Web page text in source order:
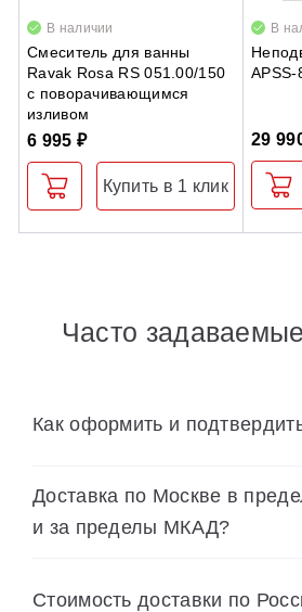
В наличии
Смеситель для ванны
Ravak Rosa RS 051.00/150
с поворачивающимся
изливом
6 995 ₽
Купить в 1 клик
В
APSS-
29
Часто
Как оформить и
Доставка по Москве в
и за пределы МКАД?
Cтоимость доставки по